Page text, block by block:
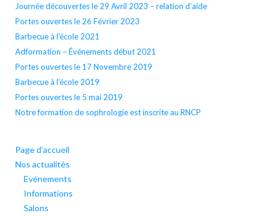
Journée découvertes le 29 Avril 2023 – relation d’aide
Portes ouvertes le 26 Février 2023
Barbecue à l’école 2021
Adformation – Événements début 2021
Portes ouvertes le 17 Novembre 2019
Barbecue à l’école 2019
Portes ouvertes le 5 mai 2019
Notre formation de sophrologie est inscrite au RNCP
Page d’accueil
Nos actualités
Evénements
Informations
Salons